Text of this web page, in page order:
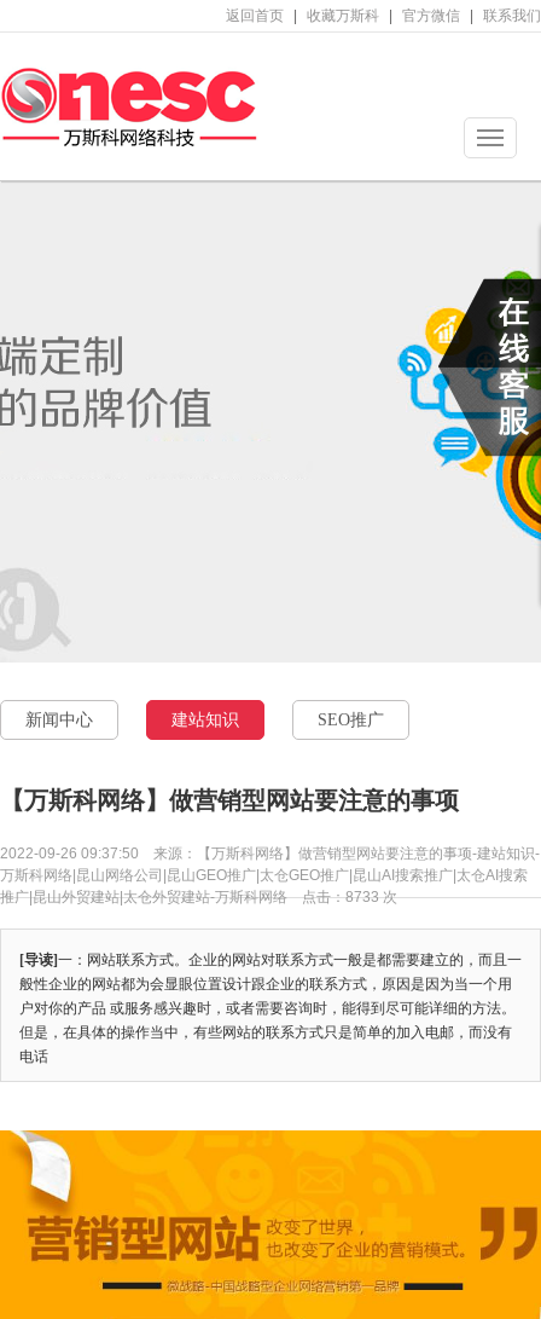
返回首页 收藏万斯科 官方微信 联系我们
新闻中心 建站知识 SEO推广
【万斯科网络】做营销型网站要注意的事项
2022-09-26 09:37:50 来源：【万斯科网络】做营销型网站要注意的事项-建站知识-
万斯科网络|昆山网络公司|昆山GEO推广|太仓GEO推广|昆山AI搜索推广|太仓AI搜索
推广|昆山外贸建站|太仓外贸建站-万斯科网络 点击：8733次
[导读]一：网站联系方式。企业的网站对联系方式一般是都需要建立的，而且一
般性企业的网站都为会显眼位置设计跟企业的联系方式，原因是因为当一个用
户对你的产品 或服务感兴趣时，或者需要咨询时，能得到尽可能详细的方法。
但是，在具体的操作当中，有些网站的联系方式只是简单的加入电邮，而没有
电话